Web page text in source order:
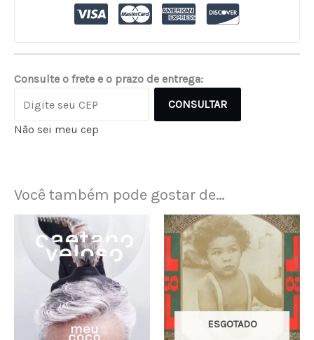
Consulte o frete e o prazo de entrega:
CONSULTAR
Não sei meu cep
Você também pode gostar de…
ESGOTADO